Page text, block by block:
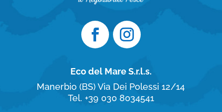
Eco del Mare S.r.l.s.
Manerbio (BS)Via Dei Polessi 12/14
Tel. +39 030 8034541